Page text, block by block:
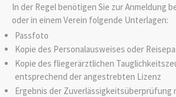
In der Regel benötigen Sie zur Anmeldung
oder in einem Verein folgende Unterlagen:
Passfoto
Kopie des Personalausweises oder
Kopie des fliegerärztlichen
entsprechend der angestrebten Lizenz
Ergebnis der Zuverlässigkeitsüberprüfung